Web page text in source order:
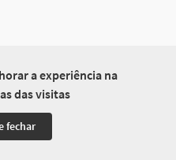
a experiência na
das visitas
fechar